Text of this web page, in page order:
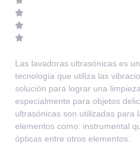
Las lavadoras ultrasónicas es
tecnología que utiliza las
solución para lograr una
especialmente para objetos
ultrasónicas son utilizadas para
elementos como: instrumental
ópticas entre otros elementos.